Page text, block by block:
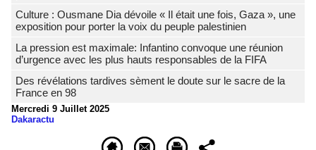
Culture : Ousmane Dia dévoile « Il était une fois, Gaza », une
exposition pour porter la voix du peuple palestinien
La pression est maximale: Infantino convoque une réunion
d’urgence avec les plus hauts responsables de la FIFA
Des révélations tardives sèment le doute sur le sacre de la
France en 98
Mercredi 9 Juillet 2025
Dakaractu